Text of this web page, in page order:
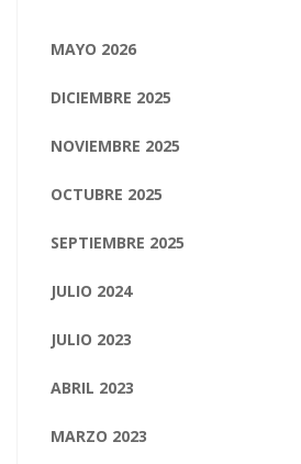
MAYO 2026
DICIEMBRE 2025
NOVIEMBRE 2025
OCTUBRE 2025
SEPTIEMBRE 2025
JULIO 2024
JULIO 2023
ABRIL 2023
MARZO 2023